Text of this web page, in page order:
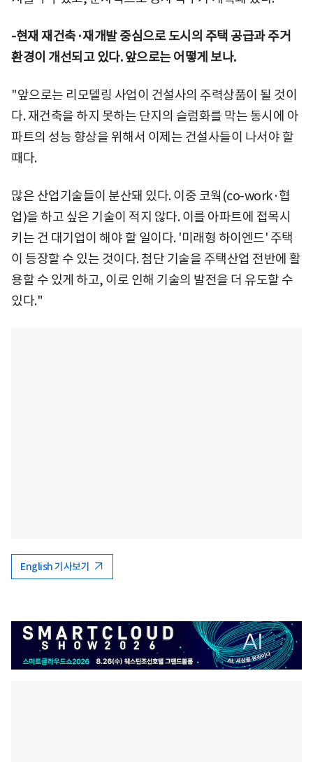
-현재 재건축·재개발 중심으로 도시의 주택 공급과 주거
환경이 개선되고 있다. 앞으로는 어떻게 보나.
"앞으로는 리모델링 사업이 건설사의 주력상품이 될 것이
다. 재건축을 하지 못하는 단지의 슬럼화를 막는 동시에 아
파트의 성능 향상을 위해서 이제는 건설사들이 나서야 할
때다.
많은 산업기술들이 분산돼 있다. 이중 코웍(co-work·협
업)을 하고 싶은 기술이 적지 않다. 이를 아파트에 접목시
키는 건 대기업이 해야 할 일이다. '미래형 하이엔드' 주택
이 등장할 수 있는 것이다. 첨단 기술을 주택산업 전반에 활
용할 수 있게 하고, 이로 인해 기술의 발전을 더 유도할 수
있다."
English 기사보기